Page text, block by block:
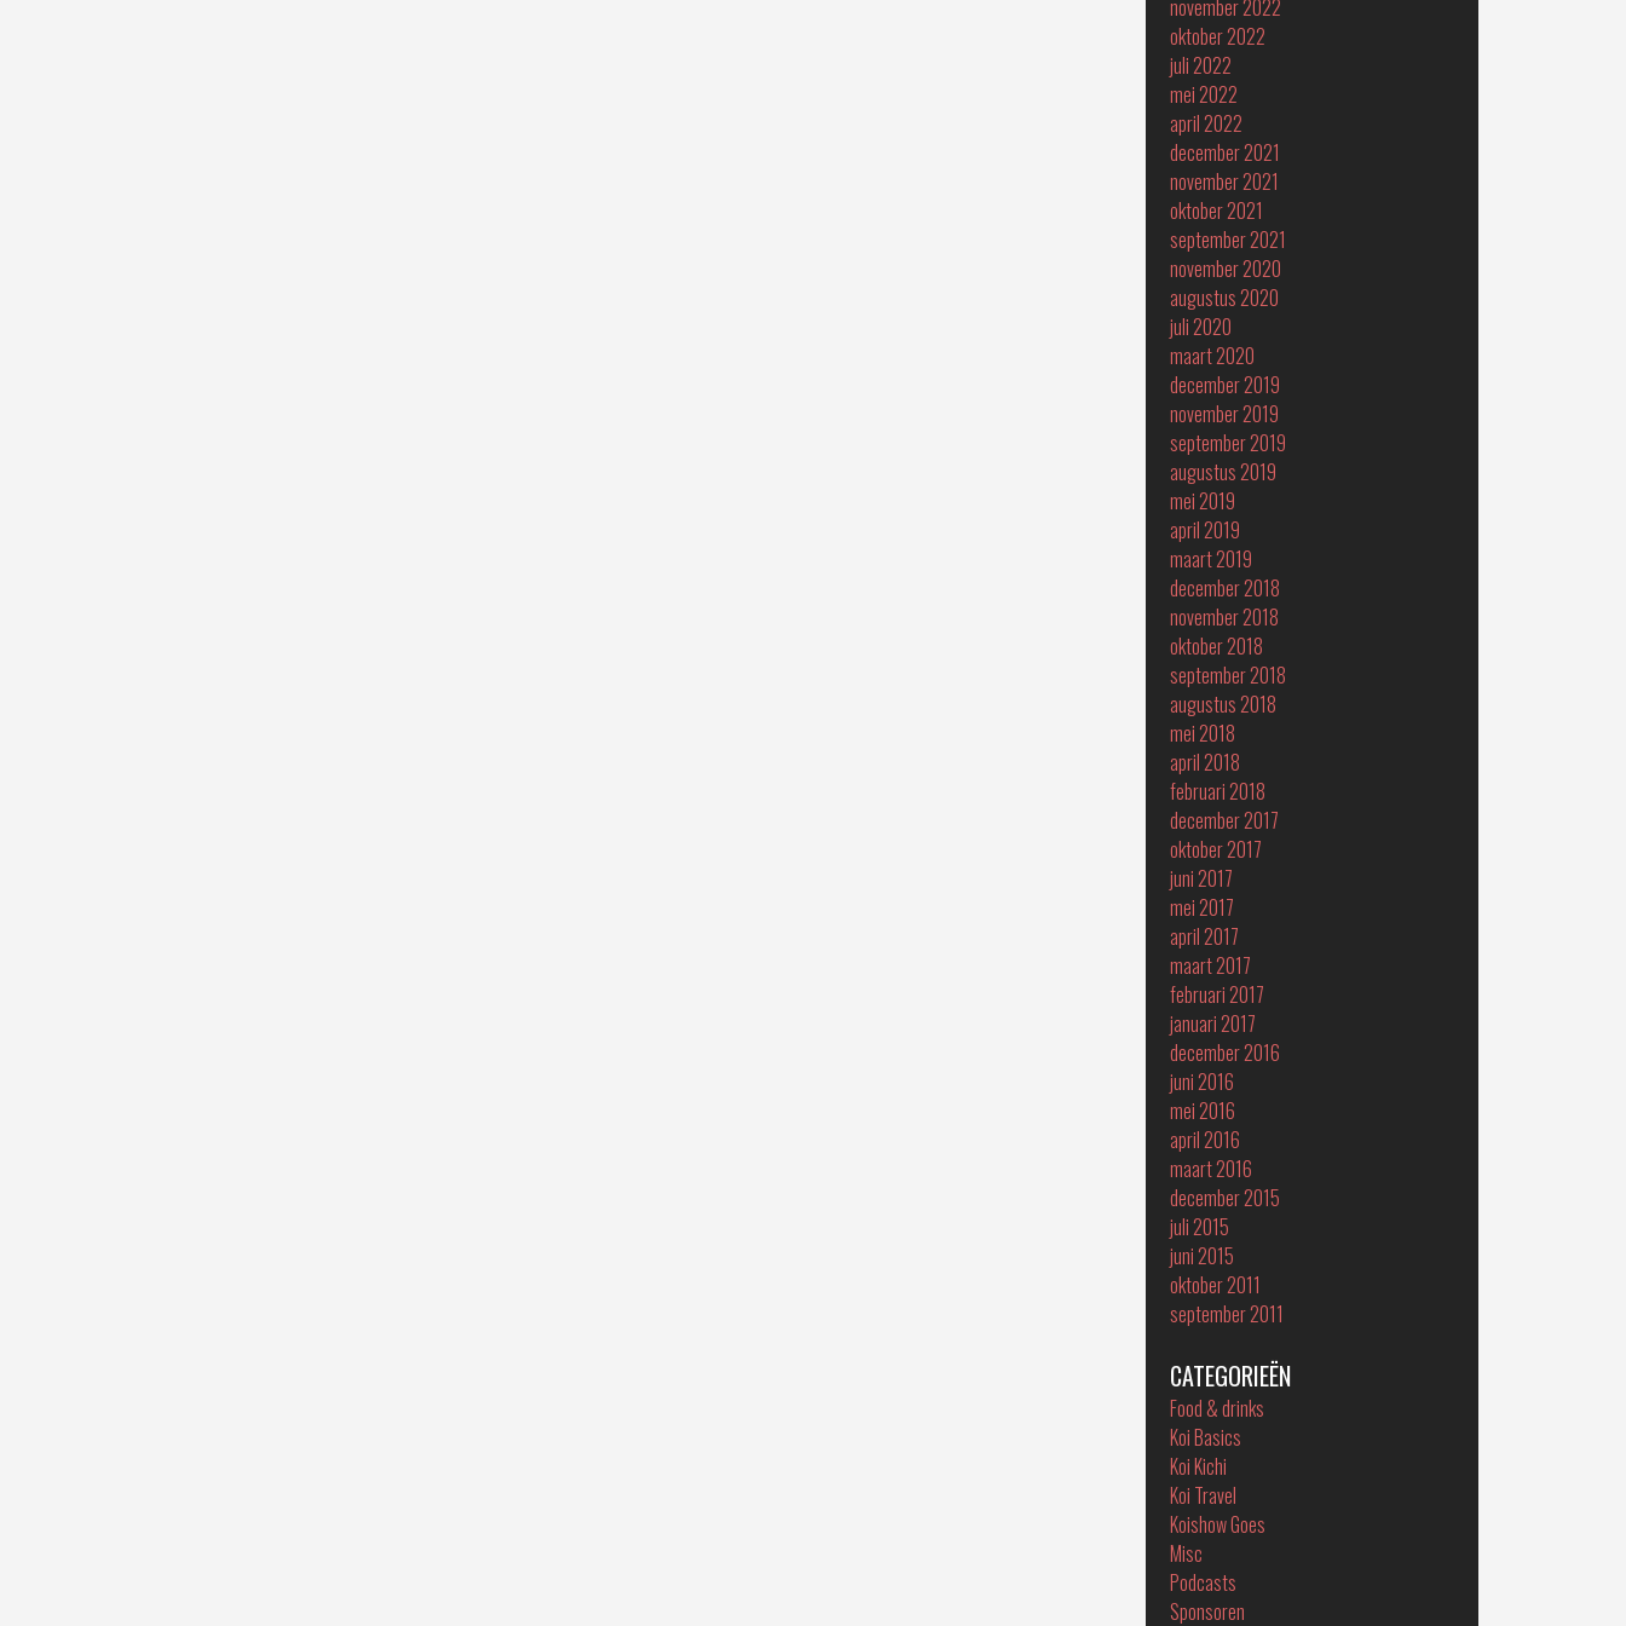
november 2022
oktober 2022
juli 2022
mei 2022
april 2022
december 2021
november 2021
oktober 2021
september 2021
november 2020
augustus 2020
juli 2020
maart 2020
december 2019
november 2019
september 2019
augustus 2019
mei 2019
april 2019
maart 2019
december 2018
november 2018
oktober 2018
september 2018
augustus 2018
mei 2018
april 2018
februari 2018
december 2017
oktober 2017
juni 2017
mei 2017
april 2017
maart 2017
februari 2017
januari 2017
december 2016
juni 2016
mei 2016
april 2016
maart 2016
december 2015
juli 2015
juni 2015
oktober 2011
september 2011
CATEGORIEËN
Food & drinks
Koi Basics
Koi Kichi
Koi Travel
Koishow Goes
Misc
Podcasts
Sponsoren